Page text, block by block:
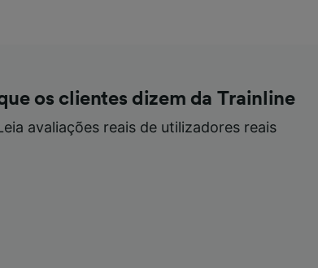
os clientes dizem da Trainline
avaliações reais de utilizadores reais